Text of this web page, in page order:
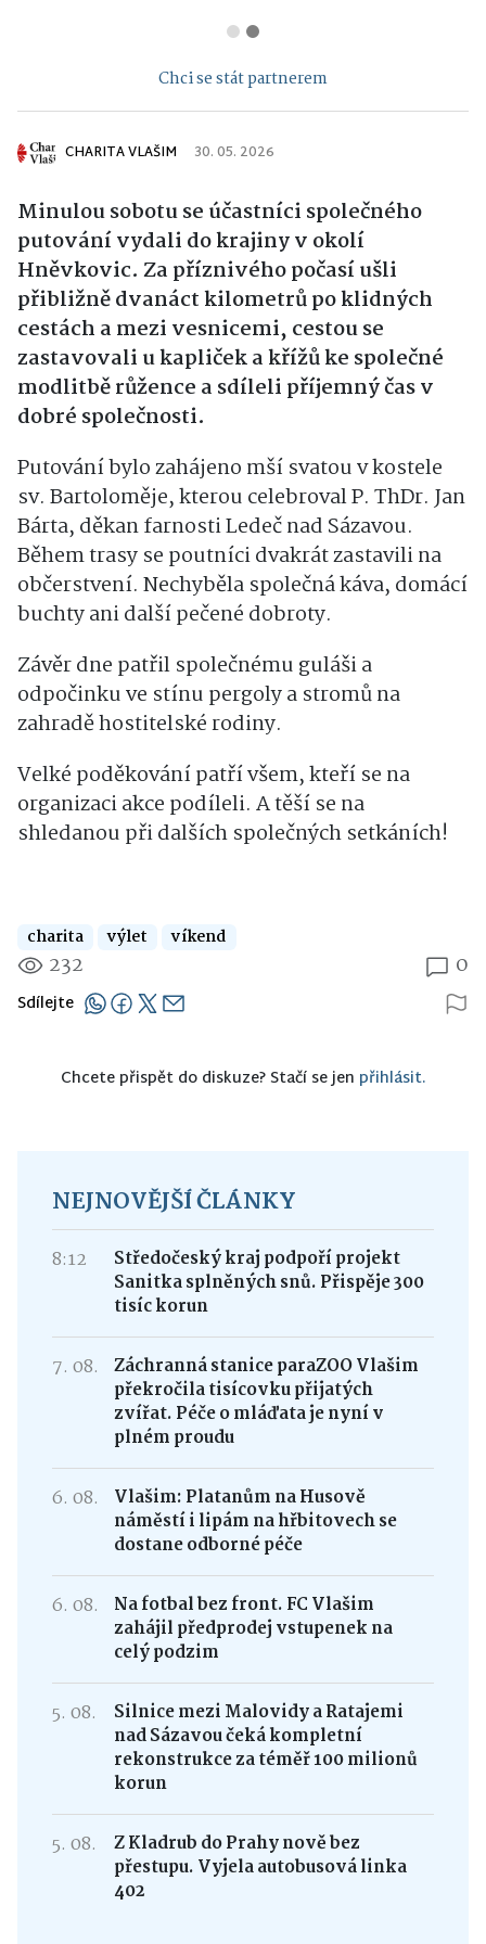
Chci se stát partnerem
CHARITA VLAŠIM 30. 05. 2026
Minulou sobotu se účastníci společného
putování vydali do krajiny v okolí
Hněvkovic. Za příznivého počasí ušli
přibližně dvanáct kilometrů po klidných
cestách a mezi vesnicemi, cestou se
zastavovali u kapliček a křížů ke společné
modlitbě růžence a sdíleli příjemný čas v
dobré společnosti.
Putování bylo zahájeno mší svatou v kostele
sv. Bartoloměje, kterou celebroval P. ThDr. Jan
Bárta, děkan farnosti Ledeč nad Sázavou.
Během trasy se poutníci dvakrát zastavili na
občerstvení. Nechyběla společná káva, domácí
buchty ani další pečené dobroty.
Závěr dne patřil společnému guláši a
odpočinku ve stínu pergoly a stromů na
zahradě hostitelské rodiny.
Velké poděkování patří všem, kteří se na
organizaci akce podíleli. A těší se na
shledanou při dalších společných setkáních!
charita výlet víkend
232 0
Sdílejte
Chcete přispět do diskuze? Stačí se jen přihlásit.
NEJNOVĚJŠÍ ČLÁNKY
8:12
Středočeský kraj podpoří projekt
Sanitka splněných snů. Přispěje 300
tisíc korun
7. 08.
Záchranná stanice paraZOO Vlašim
překročila tisícovku přijatých
zvířat. Péče o mláďata je nyní v
plném proudu
6. 08.
Vlašim: Platanům na Husově
náměstí i lipám na hřbitovech se
dostane odborné péče
6. 08.
Na fotbal bez front. FC Vlašim
zahájil předprodej vstupenek na
celý podzim
5. 08.
Silnice mezi Malovidy a Ratajemi
nad Sázavou čeká kompletní
rekonstrukce za téměř 100 milionů
korun
5. 08.
Z Kladrub do Prahy nově bez
přestupu. Vyjela autobusová linka
402